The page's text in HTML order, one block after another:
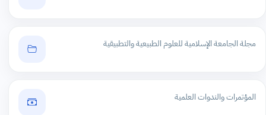
مجلة الجامعة الإسلامية للعلوم الطبيعية والتطبيقية
المؤتمرات والندوات العلمية